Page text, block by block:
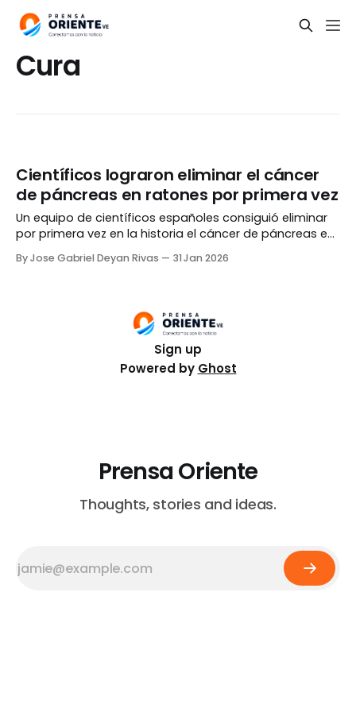
Cura
Científicos lograron eliminar el cáncer
de páncreas en ratones por primera vez
Un equipo de científicos españoles consiguió eliminar
por primera vez en la historia el cáncer de páncreas en
que podría ayudar a erradicar la enfermedad en
By Jose Gabriel Deyan Rivas 31 Jan 2026
Sign up
Powered by Ghost
Prensa Oriente
Thoughts, stories and ideas.